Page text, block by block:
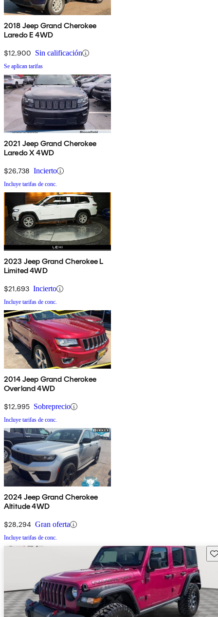
2018 Jeep Grand Cherokee
Laredo E 4WD
$12,900 Sin calificación
Se aplican tarifas
2021 Jeep Grand Cherokee
Laredo X 4WD
$26,738 Incierto
Incluye tarifas de conc.
2023 Jeep Grand Cherokee L
Limited 4WD
$21,693 Incierto
Incluye tarifas de conc.
2014 Jeep Grand Cherokee
Overland 4WD
$12,995 Sobreprecio
Incluye tarifas de conc.
2024 Jeep Grand Cherokee
Altitude 4WD
$28,294 Gran oferta
Incluye tarifas de conc.